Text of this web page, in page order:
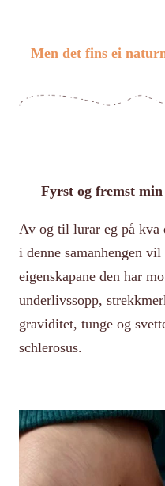
Men det fins ei
Fyrst og fremst
Av og til lurar eg på kva
i denne samanhengen
eigenskapane den har
underlivssopp,
graviditet, tunge og
schlerosus.